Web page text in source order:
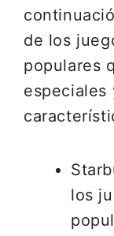
de los
populares
especiales
los